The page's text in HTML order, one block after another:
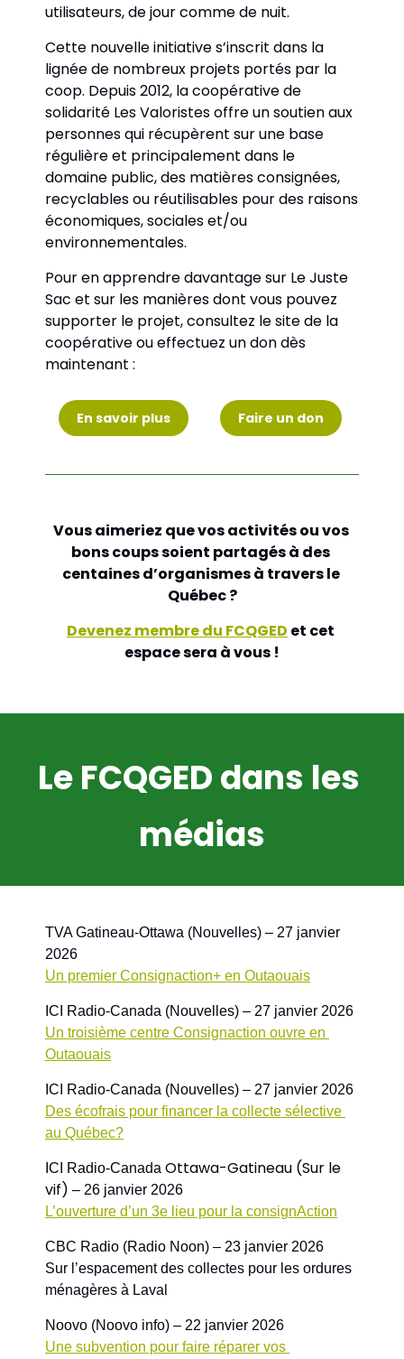
utilisateurs, de jour comme de nuit.
Cette nouvelle initiative s’inscrit dans la
lignée de nombreux projets portés par la
coop. Depuis 2012, la coopérative de
solidarité Les Valoristes offre un soutien aux
personnes qui récupèrent sur une base
régulière et principalement dans le
domaine public, des matières consignées,
recyclables ou réutilisables pour des raisons
économiques, sociales et/ou
environnementales.
Pour en apprendre davantage sur Le Juste
Sac et sur les manières dont vous pouvez
supporter le projet, consultez le site de la
coopérative ou effectuez un don dès
maintenant :
En savoir plus Faire un don
Vous aimeriez que vos activités ou vos
bons coups soient partagés à des
centaines d’organismes à travers le
Québec ?
Devenez membre du FCQGED et cet
espace sera à vous !
Le FCQGED dans les
médias
TVA Gatineau-Ottawa (Nouvelles) – 27 janvier
2026
Un premier Consignaction+ en Outaouais
ICI Radio-Canada (Nouvelles) – 27 janvier 2026
Un troisième centre Consignaction ouvre en
Outaouais
ICI Radio-Canada (Nouvelles) – 27 janvier 2026
Des écofrais pour financer la collecte sélective
au Québec?
ICI Radio-Canada Ottawa-Gatineau (Sur le
vif) – 26 janvier 2026
L’ouverture d’un 3e lieu pour la consignAction
CBC Radio (Radio Noon) – 23 janvier 2026
Sur l’espacement des collectes pour les ordures
ménagères à Laval
Noovo (Noovo info) – 22 janvier 2026
Une subvention pour faire réparer vos